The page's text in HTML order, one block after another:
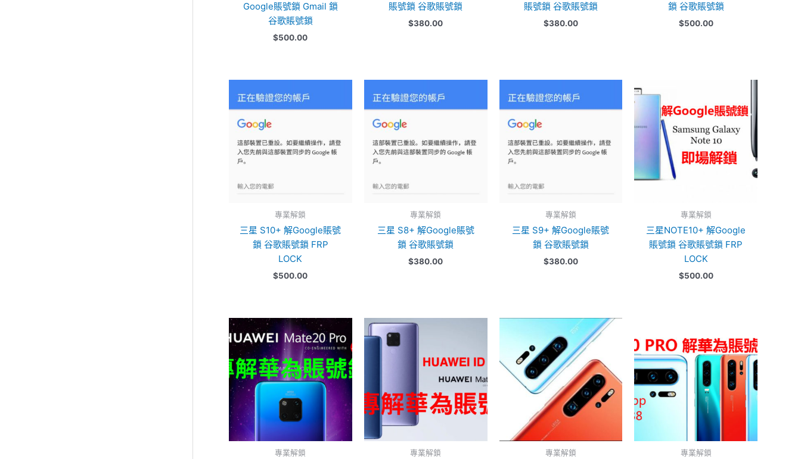
Google賬號鎖 Gmail 鎖
谷歌賬號鎖
$500.00
賬號鎖 谷歌賬號鎖
$380.00
賬號鎖 谷歌賬號鎖
$380.00
鎖 谷歌賬號鎖
$500.00
專業解鎖
三星 S10+ 解Google賬號
鎖 谷歌賬號鎖 FRP
LOCK
$500.00
專業解鎖
三星 S8+ 解Google賬號
鎖 谷歌賬號鎖
$380.00
專業解鎖
三星 S9+ 解Google賬號
鎖 谷歌賬號鎖
$380.00
專業解鎖
三星NOTE10+ 解Google
賬號鎖 谷歌賬號鎖 FRP
LOCK
$500.00
專業解鎖 專業解鎖 專業解鎖 專業解鎖